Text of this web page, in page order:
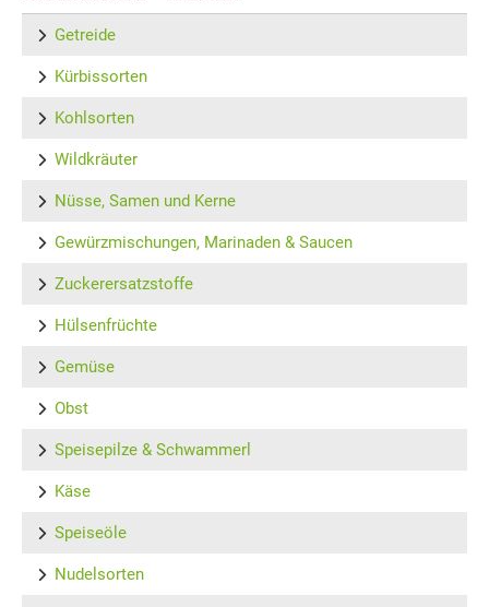
Getreide
Kürbissorten
Kohlsorten
Wildkräuter
Nüsse, Samen und Kerne
Gewürzmischungen, Marinaden & Saucen
Zuckerersatzstoffe
Hülsenfrüchte
Gemüse
Obst
Speisepilze & Schwammerl
Käse
Speiseöle
Nudelsorten